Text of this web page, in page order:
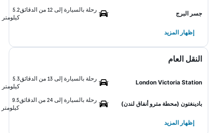
جسر البرج
رحلة بالسيارة إلى 12 من الدقائق
5.2
كيلومتر
إظهار المزيد
النقل العام
London Victoria Station
رحلة بالسيارة إلى 13 من الدقائق
5.3
كيلومتر
بادينغتون (محطة مترو أنفاق لندن)
رحلة بالسيارة إلى 24 من الدقائق
9.5
كيلومتر
إظهار المزيد